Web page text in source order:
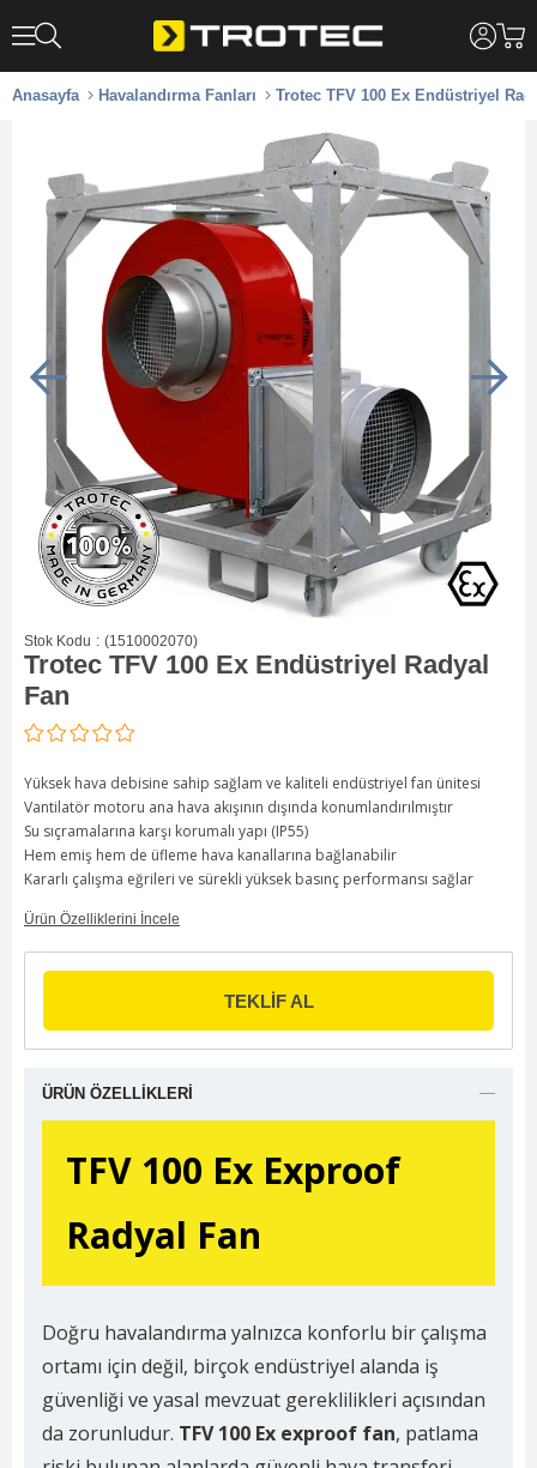
Anasayfa Havalandırma Fanları Trotec TFV 100 Ex Endüstriyel
Stok Kodu (1510002070)
Trotec TFV 100 Ex Endüstriyel Radyal
Fan
Yüksek hava debisine sahip sağlam ve kaliteli endüstriyel fan ünitesi
Vantilatör motoru ana hava akışının dışında konumlandırılmıştır
Su sıçramalarına karşı korumalı yapı (IP55)
Hem emiş hem de üfleme hava kanallarına bağlanabilir
Kararlı çalışma eğrileri ve sürekli yüksek basınç performansı sağlar
Ürün Özelliklerini İncele
ÜRÜN ÖZELLIKLERI
TFV 100 Ex Exproof
Radyal Fan
Doğru havalandırma yalnızca konforlu bir çalışma
ortamı için değil, birçok endüstriyel alanda iş
güvenliği ve yasal mevzuat gereklilikleri açısından
da zorunludur. TFV 100 Ex exproof fan, patlama